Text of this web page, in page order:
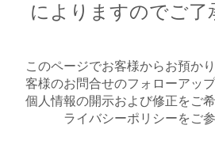
によりますのでご了
このページでお客様からお預か
客様のお問合せのフォローアッ
個人情報の開示および修正をご
ライバシーポリシーをご